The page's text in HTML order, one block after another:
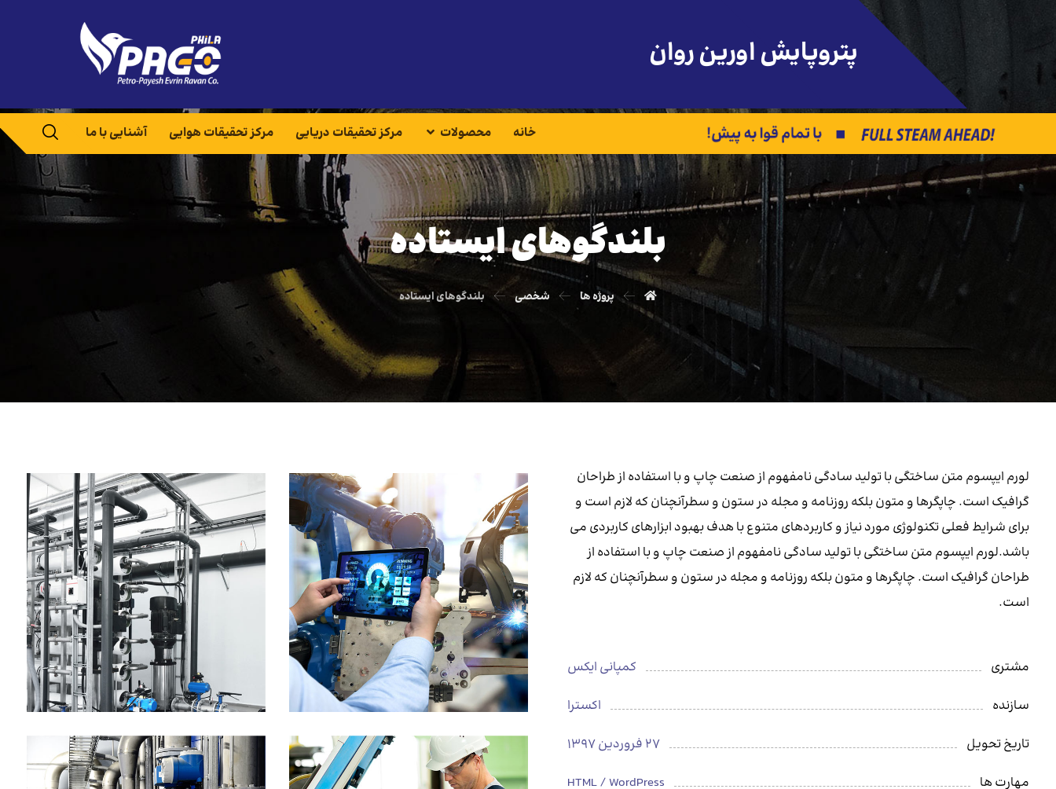
پتروپایش اورین روان
خانه محصولات مرکز تحقیقات دریایی مرکز تحقیقات هوایی آشنایی با ما
بلندگوهای ایستاده
پروژه ها شخصی بلندگوهای ایستاده
لورم ایپسوم متن ساختگی با تولید سادگی نامفهوم از صنعت چاپ و با استفاده از طراحان
گرافیک است. چاپگرها و متون بلکه روزنامه و مجله در ستون و سطرآنچنان که لازم است و
برای شرایط فعلی تکنولوژی مورد نیاز و کاربردهای متنوع با هدف بهبود ابزارهای کاربردی می
باشد.لورم ایپسوم متن ساختگی با تولید سادگی نامفهوم از صنعت چاپ و با استفاده از
طراحان گرافیک است. چاپگرها و متون بلکه روزنامه و مجله در ستون و سطرآنچنان که لازم
است.
مشتری
کمپانی ایکس
سازنده
اکسترا
تاریخ تحویل
27 فروردین 1397
مهارت ها
HTML / WordPress